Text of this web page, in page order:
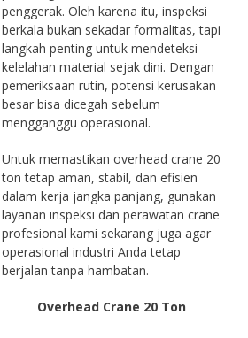
penggerak. Oleh karena itu, inspeksi
berkala bukan sekadar formalitas, tapi
langkah penting untuk mendeteksi
kelelahan material sejak dini. Dengan
pemeriksaan rutin, potensi kerusakan
besar bisa dicegah sebelum
mengganggu operasional.
Untuk memastikan overhead crane 20
ton tetap aman, stabil, dan efisien
dalam kerja jangka panjang, gunakan
layanan inspeksi dan perawatan crane
profesional kami sekarang juga agar
operasional industri Anda tetap
berjalan tanpa hambatan.
Overhead Crane 20 Ton